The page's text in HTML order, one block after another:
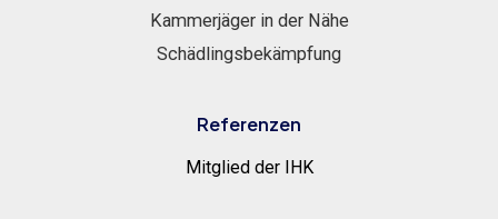
Kammerjäger in der Nähe
Schädlingsbekämpfung
Referenzen
Mitglied der IHK